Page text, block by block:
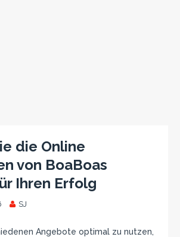
die Online
von BoaBoas
Ihren Erfolg
SJ
Angebote optimal zu nutzen,